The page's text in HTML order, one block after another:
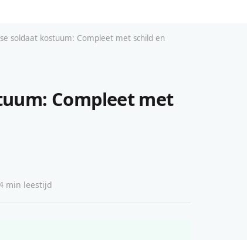
soldaat kostuum: Compleet met schild en
Compleet met
min leestijd